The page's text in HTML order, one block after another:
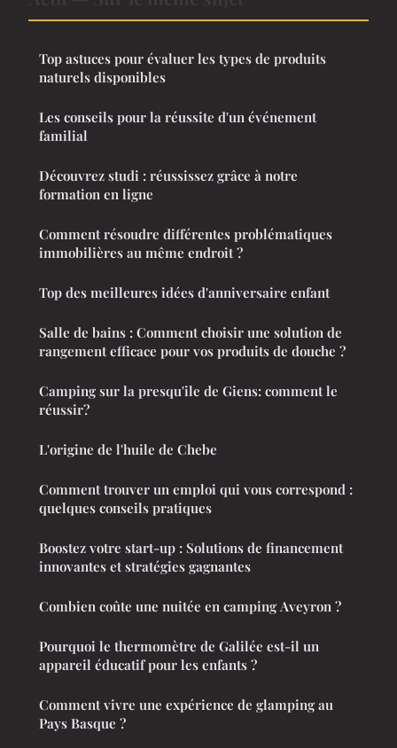
Top astuces pour évaluer les types de produits
naturels disponibles
Les conseils pour la réussite d'un événement
familial
Découvrez studi : réussissez grâce à notre
formation en ligne
Comment résoudre différentes problématiques
immobilières au même endroit ?
Top des meilleures idées d'anniversaire enfant
Salle de bains : Comment choisir une solution de
rangement efficace pour vos produits de douche ?
Camping sur la presqu'ile de Giens: comment le
réussir?
L'origine de l'huile de Chebe
Comment trouver un emploi qui vous correspond :
quelques conseils pratiques
Boostez votre start-up : Solutions de financement
innovantes et stratégies gagnantes
Combien coûte une nuitée en camping Aveyron ?
Pourquoi le thermomètre de Galilée est-il un
appareil éducatif pour les enfants ?
Comment vivre une expérience de glamping au
Pays Basque ?